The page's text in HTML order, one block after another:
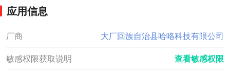
应用信息
厂商 大厂回族自治县哈咯科技有限公司
敏感权限获取说明 查看敏感权限